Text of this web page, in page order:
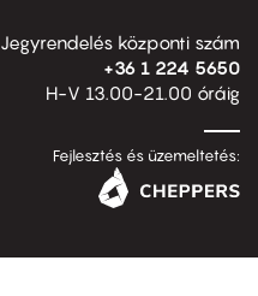
Jegyrendelés központi szám
+36 1 224 5650
H-V 13.00-21.00 óráig
Fejlesztés és üzemeltetés: